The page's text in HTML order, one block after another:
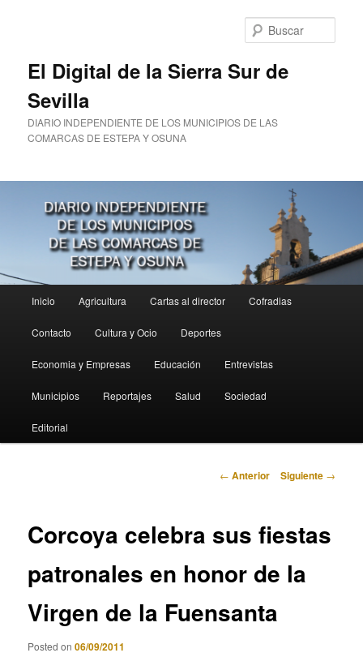
El Digital de la Sierra Sur de
Sevilla
DIARIO INDEPENDIENTE DE LOS MUNICIPIOS DE LAS
COMARCAS DE ESTEPA Y OSUNA
principal
Inicio Agricultura Cartas al director Cofradias
Contacto Cultura y Ocio Deportes
Economia y Empresas Educación Entrevistas
Municipios Reportajes Salud Sociedad
Editorial
Navegación
← Anterior Siguiente →
Corcoya celebra sus fiestas
patronales en honor de la
Virgen de la Fuensanta
Posted on06/09/2011